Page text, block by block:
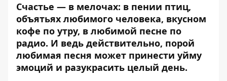
Счастье — в мелочах: в пении птиц,
объятьях любимого человека, вкусном
кофе по утру, в любимой песне по
радио. И ведь действительно, порой
любимая песня может принести уйму
эмоций и разукрасить целый день.